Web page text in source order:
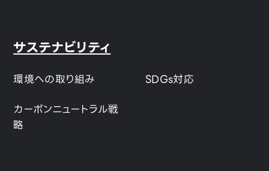
サステナビリティ
環境への取り組み
SDGs対応
カーボンニュートラル戦
略